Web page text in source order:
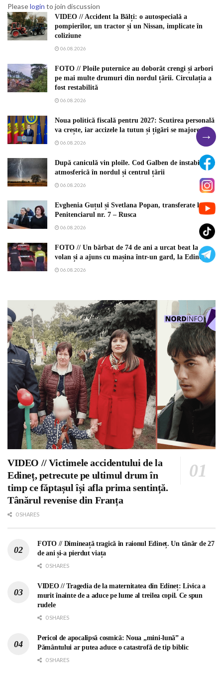
Pleaselogin to join discussion
VIDEO // Accident la Bălți: o autospecială a
pompierilor, un tractor și un Nissan, implicate în
coliziune
06.08.2026
FOTO // Ploile puternice au doborât crengi și arbori
pe mai multe drumuri din nordul țării. Circulația a
fost restabilită
06.08.2026
Noua politică fiscală pentru 2027: Scutirea personală
va crește, iar accizele la tutun și țigări se majorează
06.08.2026
După caniculă vin ploile. Cod Galben de instabilitate
atmosferică în nordul și centrul țării
06.08.2026
Evghenia Guțul și Svetlana Popan, transferate la
Penitenciarul nr. 7 – Rusca
06.08.2026
FOTO // Un bărbat de 74 de ani a urcat beat la
volan și a ajuns cu mașina într-un gard, la Edineț
06.08.2026
VIDEO // Victimele accidentului de la
Edineț, petrecute pe ultimul drum în
timp ce făptașul își afla prima sentință.
Tânărul revenise din Franța
0 SHARES
FOTO // Dimineață tragică în raionul Edineț. Un tânăr de 27
de ani și-a pierdut viața
0 SHARES
VIDEO // Tragedia de la maternitatea din Edineț: Livica a
murit înainte de a aduce pe lume al treilea copil. Ce spun
rudele
0 SHARES
Pericol de apocalipsă cosmică: Noua „mini-lună” a
Pământului ar putea aduce o catastrofă de tip biblic
0 SHARES
→